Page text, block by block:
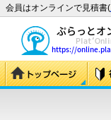
会員はオンラインで見積書(